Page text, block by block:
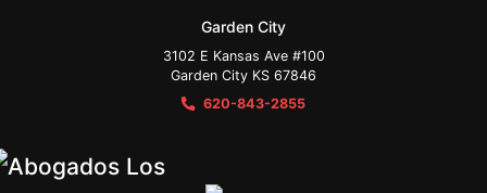
Garden City
3102 E Kansas Ave #100
Garden City KS 67846
620-843-2855